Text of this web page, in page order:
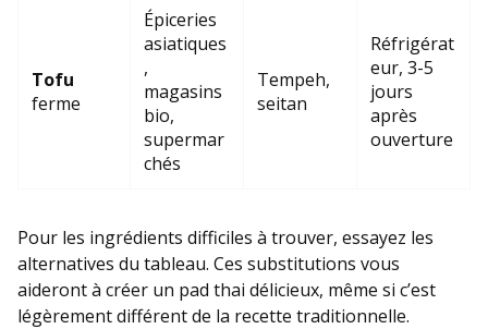
Tofu
ferme
Épiceries
asiatiques
,
magasins
bio,
supermar
chés
Tempeh,
seitan
Réfrigérat
eur, 3-5
jours
après
ouverture
Pour les ingrédients difficiles à trouver, essayez les
alternatives du tableau. Ces substitutions vous
aideront à créer un pad thai délicieux, même si c’est
légèrement différent de la recette traditionnelle.